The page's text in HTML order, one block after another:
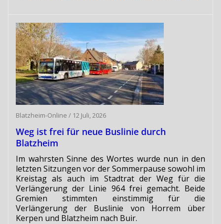
Blatzheim-Online / 12 Juli, 2026
Weg ist frei für neue Buslinie durch
Blatzheim
Im wahrsten Sinne des Wortes wurde nun in den
letzten Sitzungen vor der Sommerpause sowohl im
Kreistag als auch im Stadtrat der Weg für die
Verlängerung der Linie 964 frei gemacht. Beide
Gremien stimmten einstimmig für die
Verlängerung der Buslinie von Horrem über
Kerpen und Blatzheim nach Buir.